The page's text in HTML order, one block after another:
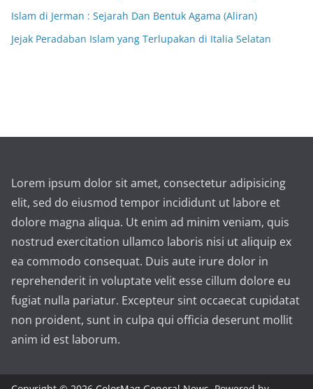
Islam di Jerman : Sejarah Dan Bentuk Agama (Aliran)
Jejak Peradaban Islam yang Terlupakan di Italia Selatan
Lorem ipsum dolor sit amet, consectetur adipisicing
elit, sed do eiusmod tempor incididunt ut labore et
dolore magna aliqua. Ut enim ad minim veniam, quis
nostrud exercitation ullamco laboris nisi ut aliquip ex
ea commodo consequat. Duis aute irure dolor in
reprehenderit in voluptate velit esse cillum dolore eu
fugiat nulla pariatur. Excepteur sint occaecat cupidatat
non proident, sunt in culpa qui officia deserunt mollit
anim id est laborum.